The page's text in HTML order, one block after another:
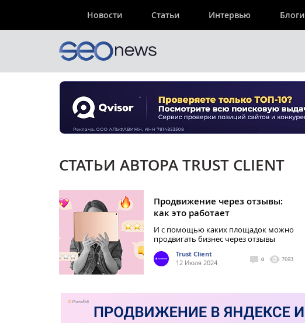
Новости Статьи Интервью Блоги
СТАТЬИ АВТОРА TRUST CLIENT
Продвижение через отзывы:
как это работает
И с помощью каких площадок можно
продвигать бизнес через отзывы
Trust Client
12 Июля 2024
0 7693